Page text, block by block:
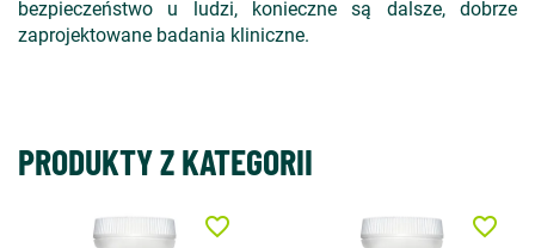
bezpieczeństwo u ludzi, konieczne są dalsze, dobrze
zaprojektowane badania kliniczne.
PRODUKTY Z KATEGORII
favorite_border favorite_border